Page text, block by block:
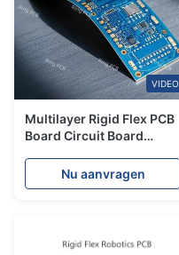
VIDEO
Multilayer Rigid Flex PCB
Board Circuit Board
montagecomponenten
Nu aanvragen